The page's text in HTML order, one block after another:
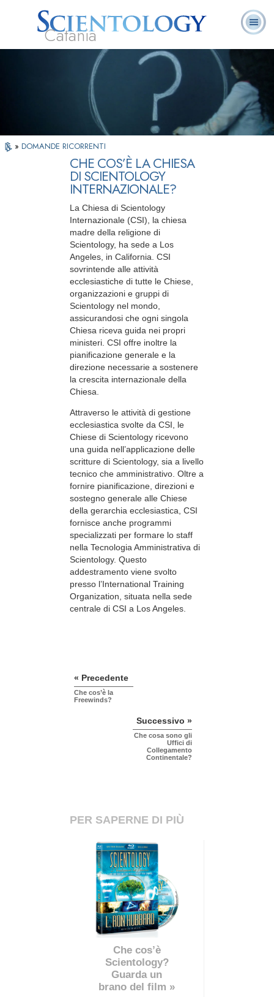
Catania
Che cos’è
Scientology?
Ministri
Volontari
Domande
ricorrenti
» DOMANDE RICORRENTI
CHE COS’È LA CHIESA
DI SCIENTOLOGY
INTERNAZIONALE?
La Chiesa di Scientology
Internazionale (CSI), la chiesa
madre della religione di
Scientology, ha sede a Los
Angeles, in California. CSI
sovrintende alle attività
ecclesiastiche di tutte le Chiese,
organizzazioni e gruppi di
Scientology nel mondo,
assicurandosi che ogni singola
Chiesa riceva guida nei propri
ministeri. CSI offre inoltre la
pianificazione generale e la
direzione necessarie a sostenere
la crescita internazionale della
Chiesa.
Attraverso le attività di gestione
ecclesiastica svolte da CSI, le
Chiese di Scientology ricevono
una guida nell’applicazione delle
scritture di Scientology, sia a livello
tecnico che amministrativo. Oltre a
fornire pianificazione, direzioni e
sostegno generale alle Chiese
della gerarchia ecclesiastica, CSI
fornisce anche programmi
specializzati per formare lo staff
nella Tecnologia Amministrativa di
Scientology. Questo
addestramento viene svolto
presso l’International Training
Organization, situata nella sede
centrale di CSI a Los Angeles.
« Precedente
Che cos’è la
Freewinds?
Successivo »
Che cosa sono gli
Uffici di
Collegamento
Continentale?
PER SAPERNE DI PIÙ
Che cos’è
Scientology?
Guarda un
brano del film »